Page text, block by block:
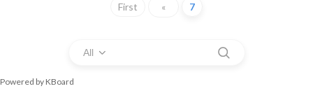
First « 7
All
Powered by KBoard